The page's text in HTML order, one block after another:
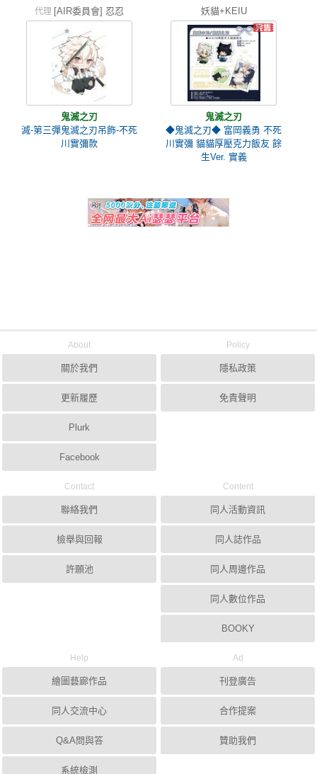
代理 [AIR委員會] 忍忍
鬼滅之刃
滅-第三彈鬼滅之刃吊飾-不死
川實彌款
妖貓+KEIU
鬼滅之刃
◆鬼滅之刃◆ 富岡義勇 不死
川實彌 貓貓厚壓克力飯友 餘
生Ver. 實義
About
關於我們
更新履歷
Plurk
Facebook
Policy
隱私政策
免責聲明
Contact
聯絡我們
檢舉與回報
許願池
Content
同人活動資訊
同人誌作品
同人周邊作品
同人數位作品
BOOKY
Help
繪圖藝廊作品
同人交流中心
Q&A問與答
系統檢測
Ad
刊登廣告
合作提案
贊助我們